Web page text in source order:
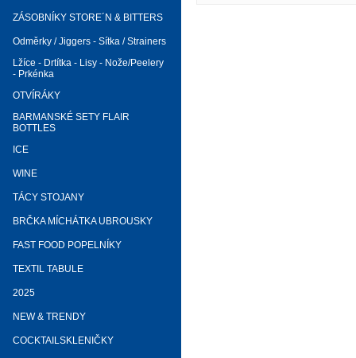
ZÁSOBNÍKY STORE´N & BITTERS
Odměrky / Jiggers - Sítka / Strainers
Lžíce - Drtítka - Lisy - Nože/Peelery
- Prkénka
OTVÍRÁKY
BARMANSKÉ SETY FLAIR
BOTTLES
ICE
WINE
TÁCY STOJANY
BRČKA MÍCHÁTKA UBROUSKY
FAST FOOD POPELNÍKY
TEXTIL TABULE
2025
NEW & TRENDY
COCKTAILSKLENIČKY